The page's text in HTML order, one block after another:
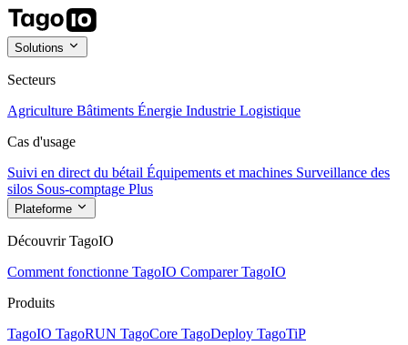
Solutions
Secteurs
Agriculture Bâtiments Énergie Industrie Logistique
Cas d'usage
Suivi en direct du bétail Équipements et machines Surveillance des
silos Sous-comptage Plus
Plateforme
Découvrir TagoIO
Comment fonctionne TagoIO Comparer TagoIO
Produits
TagoIO TagoRUN TagoCore TagoDeploy TagoTiP